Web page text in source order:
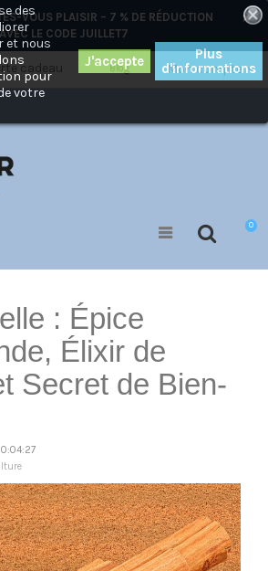
VOUS PLAISIR – 7 % DE RÉDUCTION
AVEC LE CODE JUILLET7
×
Mon compte
Blog
cadeau
0
des
et nous
pour
votre
Plus
d'informations
: Épice
Élixir de
Secret de Bien-